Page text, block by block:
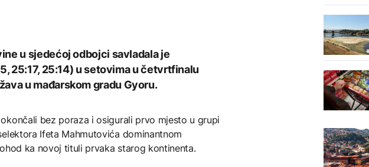
u sjedećoj odbojci savladala je
25:17, 25:14) u setovima u četvrtfinalu
u mađarskom gradu Gyoru.
bez poraza i osigurali prvo mjesto u grupi
Ifeta Mahmutovića dominantnom
ka novoj tituli prvaka starog kontinenta.